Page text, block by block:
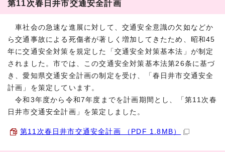
第11次春日井市交通安全計画
車社会の急速な進展に対して、交通安全意識の欠如などか
ら交通事故による死傷者が著しく増加してきたため、昭和45
年に交通安全対策を規定した「交通安全対策基本法」が制定
されました。市では、この交通安全対策基本法第26条に基づ
き、愛知県交通安全計画の制定を受け、「春日井市交通安全
計画」を策定しています。
令和3年度から令和7年度までを計画期間とし、「第11次春
日井市交通安全計画」を策定しました。
第11次春日井市交通安全計画 （PDF 1.8MB）